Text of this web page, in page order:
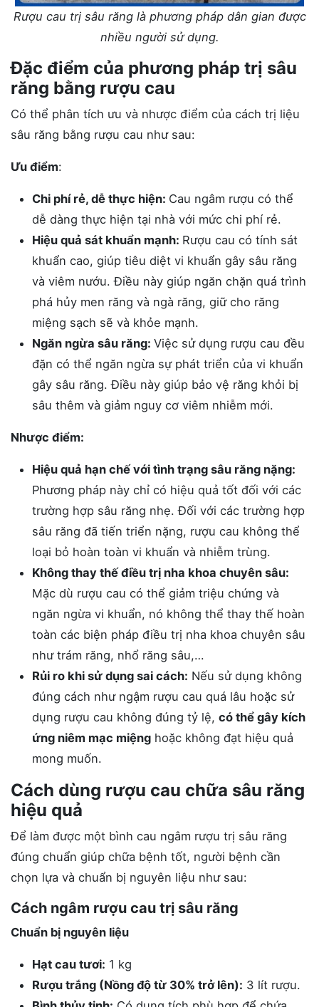
Rượu cau trị sâu răng là phương pháp dân gian được
nhiều người sử dụng.
Đặc điểm của phương pháp trị sâu
răng bằng rượu cau
Có thể phân tích ưu và nhược điểm của cách trị liệu
sâu răng bằng rượu cau như sau:
Ưu điểm:
Chi phí rẻ, dễ thực hiện: Cau ngâm rượu có thể
dễ dàng thực hiện tại nhà với mức chi phí rẻ.
Hiệu quả sát khuẩn mạnh: Rượu cau có tính sát
khuẩn cao, giúp tiêu diệt vi khuẩn gây sâu răng
và viêm nướu. Điều này giúp ngăn chặn quá trình
phá hủy men răng và ngà răng, giữ cho răng
miệng sạch sẽ và khỏe mạnh.
Ngăn ngừa sâu răng: Việc sử dụng rượu cau đều
đặn có thể ngăn ngừa sự phát triển của vi khuẩn
gây sâu răng. Điều này giúp bảo vệ răng khỏi bị
sâu thêm và giảm nguy cơ viêm nhiễm mới.
Nhược điểm:
Hiệu quả hạn chế với tình trạng sâu răng nặng:
Phương pháp này chỉ có hiệu quả tốt đối với các
trường hợp sâu răng nhẹ. Đối với các trường hợp
sâu răng đã tiến triển nặng, rượu cau không thể
loại bỏ hoàn toàn vi khuẩn và nhiễm trùng.
Không thay thế điều trị nha khoa chuyên sâu:
Mặc dù rượu cau có thể giảm triệu chứng và
ngăn ngừa vi khuẩn, nó không thể thay thế hoàn
toàn các biện pháp điều trị nha khoa chuyên sâu
như trám răng, nhổ răng sâu,…
Rủi ro khi sử dụng sai cách: Nếu sử dụng không
đúng cách như ngậm rượu cau quá lâu hoặc sử
dụng rượu cau không đúng tỷ lệ, có thể gây kích
ứng niêm mạc miệng hoặc không đạt hiệu quả
mong muốn.
Cách dùng rượu cau chữa sâu răng
hiệu quả
Để làm được một bình cau ngâm rượu trị sâu răng
đúng chuẩn giúp chữa bệnh tốt, người bệnh cần
chọn lựa và chuẩn bị nguyên liệu như sau:
Cách ngâm rượu cau trị sâu răng
Chuẩn bị nguyên liệu
Hạt cau tươi: 1 kg
Rượu trắng (Nồng độ từ 30% trở lên): 3 lít rượu.